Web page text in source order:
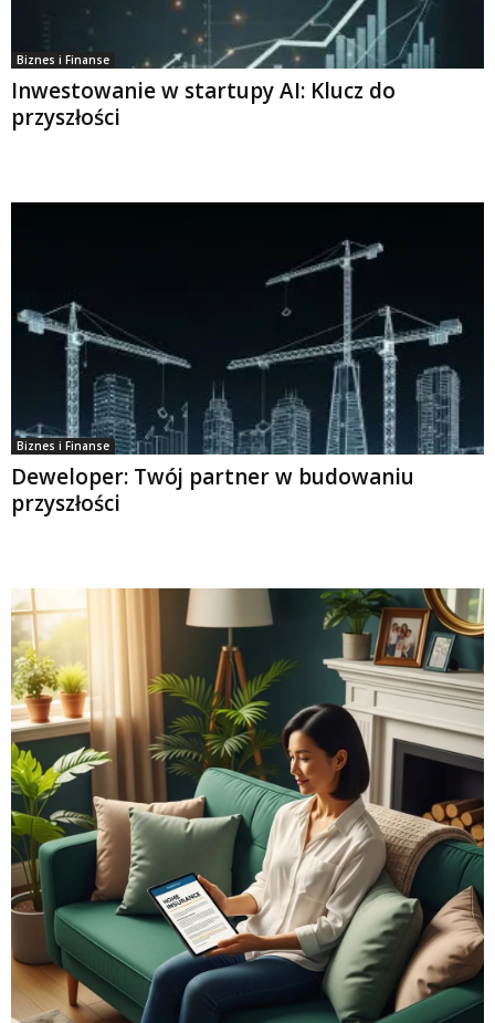
Biznes i Finanse
Inwestowanie w startupy AI: Klucz do
przyszłości
Biznes i Finanse
Deweloper: Twój partner w budowaniu
przyszłości